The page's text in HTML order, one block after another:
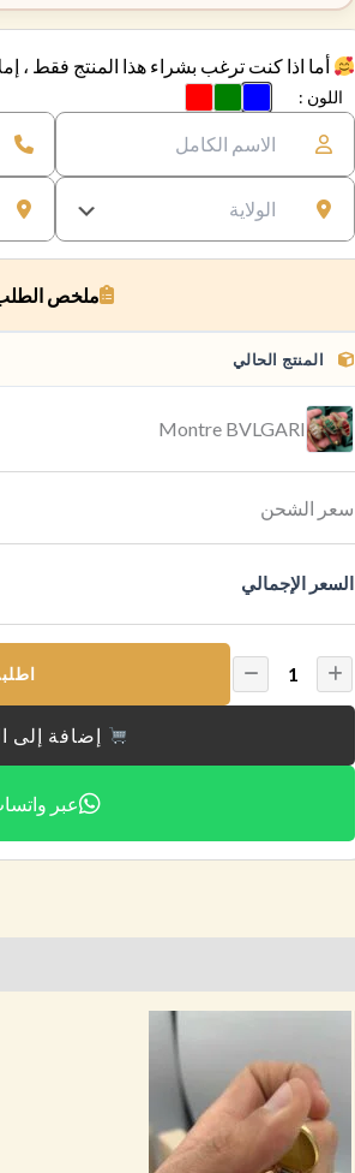
أما اذا كنت ترغب بشراء هذا المنتج فقط ،
اللون :
ملخص
المنتج الحالي
Montre BVLGARI
سعر الشحن
السعر الإجمالي
إضافة إلى
عبر